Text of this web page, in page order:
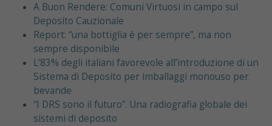
A Buon Rendere: Comuni Virtuosi in campo sul
Deposito Cauzionale
Report: “una bottiglia è per sempre”, ma non
sempre disponibile
L’83% degli italiani favorevole all’introduzione di un
Sistema di Deposito per imballaggi monouso per
bevande
“I DRS sono il futuro”. Una radiografia globale dei
sistemi di deposito